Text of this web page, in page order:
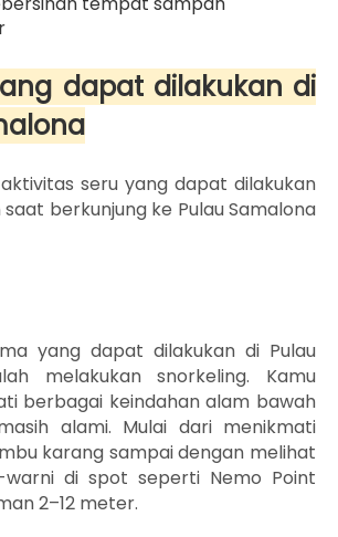
dapat dilakukan di
seru yang dapat dilakukan
berkunjung ke Pulau Samalona
yang dapat dilakukan di Pulau
melakukan snorkeling. Kamu
berbagai keindahan alam bawah
alami. Mulai dari menikmati
karang sampai dengan melihat
di spot seperti Nemo Point
2–12 meter.